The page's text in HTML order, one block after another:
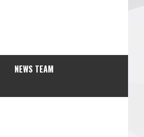
NEWS TEAM